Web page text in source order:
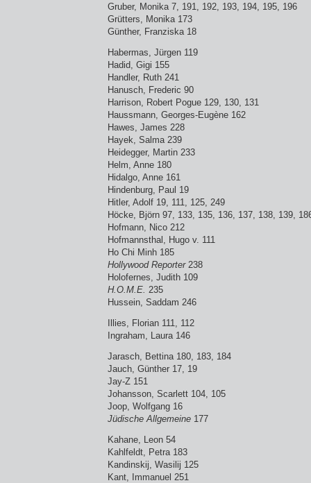
Gruber, Monika 7, 191, 192, 193, 194, 195, 196
Grütters, Monika 173
Günther, Franziska 18
Habermas, Jürgen 119
Hadid, Gigi 155
Handler, Ruth 241
Hanusch, Frederic 90
Harrison, Robert Pogue 129, 130, 131
Haussmann, Georges-Eugène 162
Hawes, James 228
Hayek, Salma 239
Heidegger, Martin 233
Helm, Anne 180
Hidalgo, Anne 161
Hindenburg, Paul 19
Hitler, Adolf 19, 111, 125, 249
Höcke, Björn 97, 133, 135, 136, 137, 138, 139,
Hofmann, Nico 212
Hofmannsthal, Hugo v. 111
Ho Chi Minh 185
Hollywood Reporter238
Holofernes, Judith 109
H.O.M.E. 235
Hussein, Saddam 246
Illies, Florian 111, 112
Ingraham, Laura 146
Jarasch, Bettina 180, 183, 184
Jauch, Günther 17, 19
Jay-Z 151
Johansson, Scarlett 104, 105
Joop, Wolfgang 16
Jüdische Allgemeine 177
Kahane, Leon 54
Kahlfeldt, Petra 183
Kandinskij, Wasilij 125
Kant, Immanuel 251